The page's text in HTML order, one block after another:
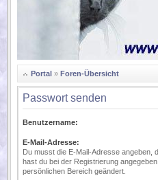
Portal » Foren-Übersicht
Passwort senden
Benutzername:
E-Mail-Adresse:
Du musst die E-Mail-Adresse angeben,
hast du bei der Registrierung
persönlichen Bereich geändert.